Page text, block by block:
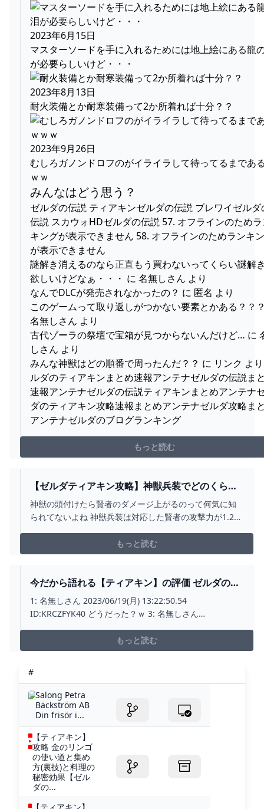
2023年6月15日
マスターソードを手に入れるためには地上絵にある龍
が必要らしいけど・・・
2023年8月13日
耐火装備とか耐寒装備って2か所着れば十分？？
2023年9月26日
むしろガノンドロフのがイライラして待ってるまであ
ｗｗ
みんなはどう思う？
ゼルダの伝説 ティアキンゼルダの伝説 ブレワイゼルダ
伝説 スカウォHDゼルダの伝説 57. オフラインのため
キングが表示できません 58. オフラインのためランキ
が表示できません
謎解き消えるのなら正直もう買わないってくらい謎解
欲しいけどなぁ・・・ に 名無しさん より
なんでDLCが発売されなかったの？ に 匿名 より
このゲームって取り返しがつかない要素とかある？？
名無しさん より
古代ゾーラの祭壇で宝箱が見つからないんだけど… に
しさん より
みんな神獣はどの順番で周ったんだ？？ に リンク よ
ルダのティアキンまとめ速報アンテナゼルダの伝説ま
速報アンテナゼルダの伝説ティアキンまとめアンテナ
ダのティアキン攻略速報まとめアンテナゼルダ攻略ま
アンテナゼルダのブログランキング
もっと読む
【ゼルダティアキン攻略】神獣兵装でどのくらい
賢者の威力変わるの？ – ゲーム攻略のかけら
神獣の頭付けたら賢者のダメージ上がるのって何気に知
られてないよね 神獣兵装は対応した賢者の攻撃力が1.2倍
威力が変わるのかチューリくんを使って実験してみた 賢
者の意思は使用済み、ファン
もっと読む
今だから語れる【ティアキン】の評価 ゼルダの伝
説ティアーズオブザキングダム(ティアキン)攻略ま
とめ-コログ速報
1: 名無しさん 2023/06/19(月) 13:22:50.54
ID:KRCZFYK40 どうだった？ｗ 3: 名無しさん
もっと読む
#
Salong Petra
Bäckström AB
Din frisör i...
【ティアキン】
攻略 金のリンゴ
の使い道と集め
方(裏技)と料理の
秘密効果【ゼル
ダの...
【ティアキン】